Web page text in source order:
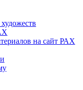
на сайт РАХ